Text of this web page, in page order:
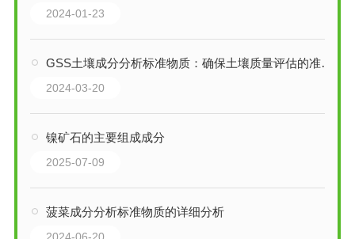
2024-01-23
GSS土壤成分分析标准物质：确保土壤质量评估的准确性
2024-03-20
镍矿石的主要组成成分
2025-07-09
菠菜成分分析标准物质的详细分析
2024-06-20